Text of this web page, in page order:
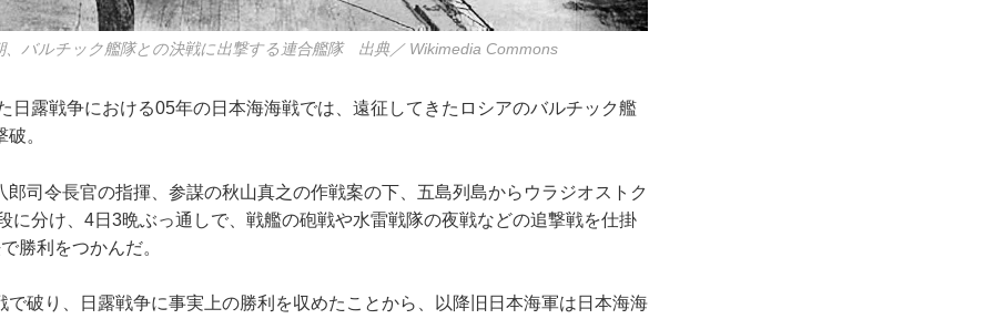
、バルチック艦隊との決戦に出撃する連合艦隊 出典／ Wikimedia Commons
露戦争における05年の日本海海戦では、遠征してきたロシアのバルチック艦
。
司令長官の指揮、参謀の秋山真之の作戦案の下、五島列島からウラジオストク
に分け、4日3晩ぶっ通しで、戦艦の砲戦や水雷戦隊の夜戦などの追撃戦を仕掛
勝利をつかんだ。
破り、日露戦争に事実上の勝利を収めたことから、以降旧日本海軍は日本海海